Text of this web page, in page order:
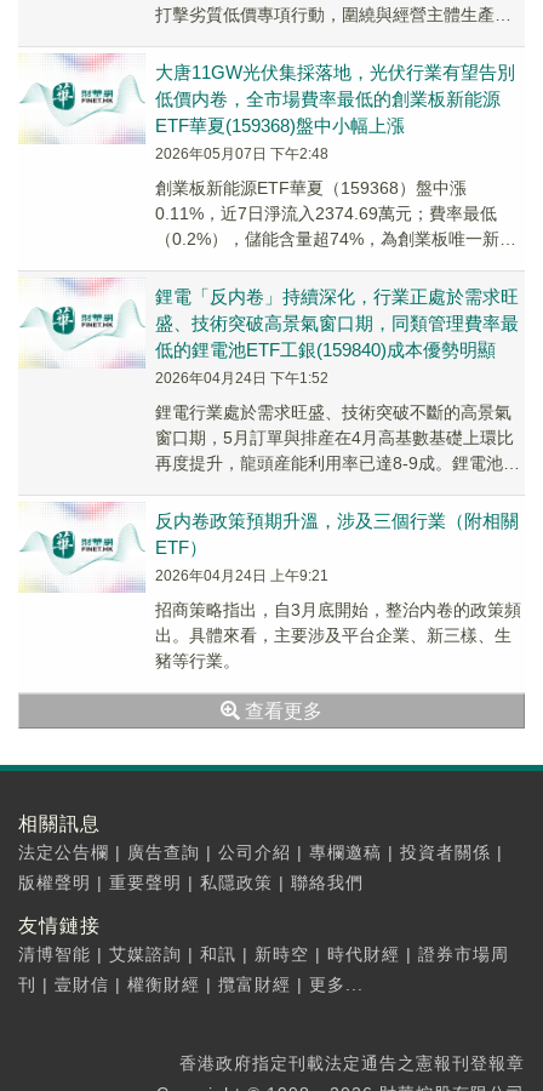
打擊劣質低價專項行動，圍繞與經營主體生產活
捲式」...
大唐11GW光伏集採落地，光伏行業有望告別
低價内卷，全市場費率最低的創業板新能源
ETF華夏(159368)盤中小幅上漲
2026年05月07日 下午2:48
創業板新能源ETF華夏（159368）盤中漲
0.11%，近7日淨流入2374.69萬元；費率最低
（0.2%），儲能含量超74%，為創業板唯一新能
鋰電「反内卷」持續深化，行業正處於需求旺
盛、技術突破高景氣窗口期，同類管理費率最
低的鋰電池ETF工銀(159840)成本優勢明顯
2026年04月24日 下午1:52
鋰電行業處於需求旺盛、技術突破不斷的高景氣
窗口期，5月訂單與排産在4月高基數基礎上環比
再度提升，龍頭産能利用率已達8-9成。鋰電池
投資。
反内卷政策預期升溫，涉及三個行業（附相關
ETF）
2026年04月24日 上午9:21
招商策略指出，自3月底開始，整治内卷的政策頻
出。具體來看，主要涉及平台企業、新三樣、生
豬等行業。
查看更多
相關訊息
法定公告欄 | 廣告查詢 | 公司介紹 | 專欄邀稿 | 投資者關係 |
版權聲明 | 重要聲明 | 私隱政策 | 聯絡我們
友情鏈接
清博智能 | 艾媒諮詢 | 和訊 | 新時空 | 時代財經 | 證券市場周
刊
| 壹財信 | 權衡財經 | 攬富財經 | 更多...
香港政府指定刊載法定通告之憲報刊登報章